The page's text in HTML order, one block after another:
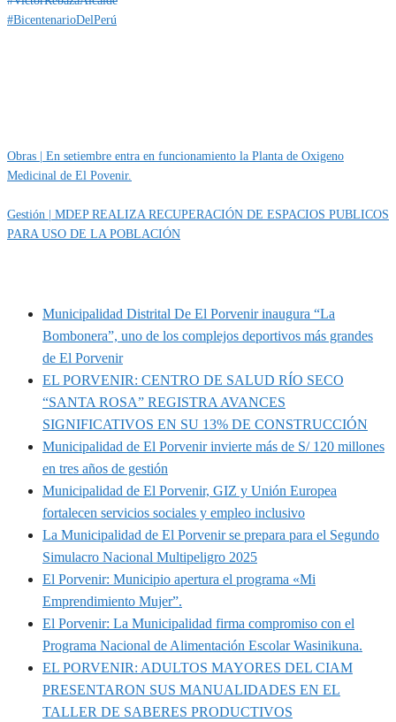
#BicentenarioDelPerú
Obras | En setiembre entra en funcionamiento la Planta de Oxigeno
Medicinal de El Povenir.
Gestión | MDEP REALIZA RECUPERACIÓN DE ESPACIOS PUBLICOS
PARA USO DE LA POBLACIÓN
Municipalidad Distrital De El Porvenir inaugura “La
Bombonera”, uno de los complejos deportivos más grandes
de El Porvenir
EL PORVENIR: CENTRO DE SALUD RÍO SECO
“SANTA ROSA” REGISTRA AVANCES
SIGNIFICATIVOS EN SU 13% DE CONSTRUCCIÓN
Municipalidad de El Porvenir invierte más de S/ 120 millones
en tres años de gestión
Municipalidad de El Porvenir, GIZ y Unión Europea
fortalecen servicios sociales y empleo inclusivo
La Municipalidad de El Porvenir se prepara para el Segundo
Simulacro Nacional Multipeligro 2025
El Porvenir: Municipio apertura el programa «Mi
Emprendimiento Mujer”.
El Porvenir: La Municipalidad firma compromiso con el
Programa Nacional de Alimentación Escolar Wasinikuna.
EL PORVENIR: ADULTOS MAYORES DEL CIAM
PRESENTARON SUS MANUALIDADES EN EL
TALLER DE SABERES PRODUCTIVOS